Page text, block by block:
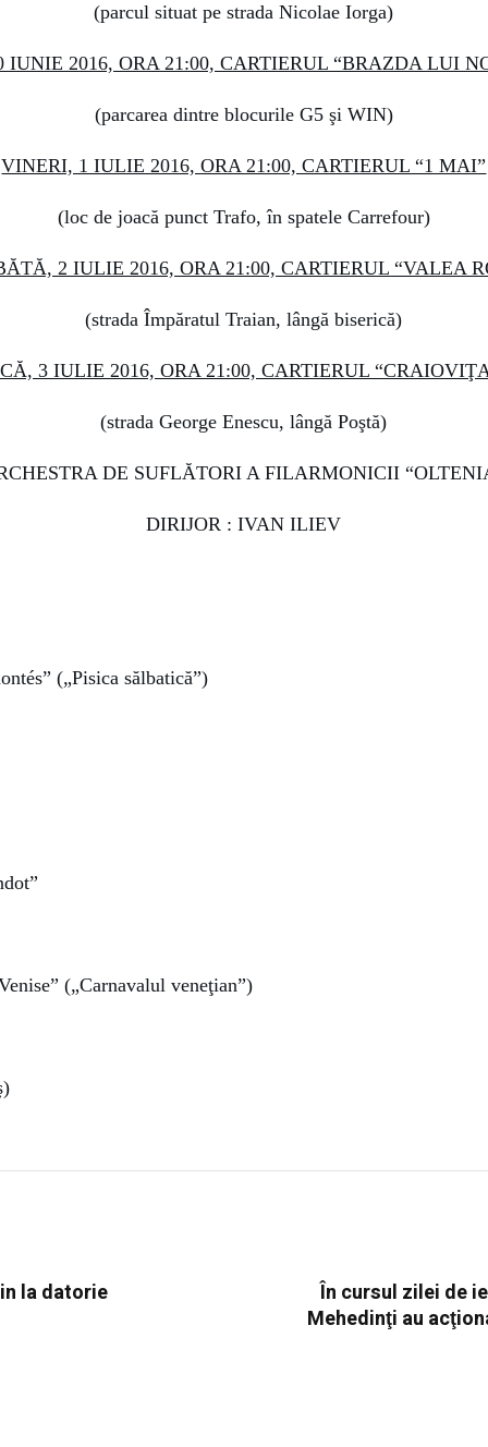
(parcul situat pe strada Nicolae Iorga)
IUNIE 2016, ORA 21:00, CARTIERUL “BRAZDA LUI
(parcarea dintre blocurile G5 şi WIN)
VINERI, 1 IULIE 2016, ORA 21:00, CARTIERUL “1 MAI”
(loc de joacă punct Trafo, în spatele Carrefour)
2 IULIE 2016, ORA 21:00, CARTIERUL “VALEA
(strada Împăratul Traian, lângă biserică)
3 IULIE 2016, ORA 21:00, CARTIERUL
(strada George Enescu, lângă Poştă)
DE SUFLĂTORI A FILARMONICII
DIRIJOR :IVAN ILIEV
(„Pisica sălbatică”)
(„Carnavalul veneţian”)
la datorie
În cursul zilei de
Mehedinţi au